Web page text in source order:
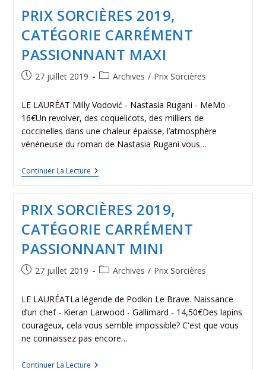
PRIX SORCIÈRES 2019,
CATÉGORIE CARRÉMENT
PASSIONNANT MAXI
27 juillet 2019 Archives / Prix Sorcières
LE LAURÉAT Milly Vodović - Nastasia Rugani - MeMo -
16€Un revolver, des coquelicots, des milliers de
coccinelles dans une chaleur épaisse, l’atmosphère
vénéneuse du roman de Nastasia Rugani vous…
Continuer La Lecture
PRIX SORCIÈRES 2019,
CATÉGORIE CARRÉMENT
PASSIONNANT MINI
27 juillet 2019 Archives / Prix Sorcières
LE LAURÉATLa légende de Podkin Le Brave. Naissance
d’un chef - Kieran Larwood - Gallimard - 14,50€Des lapins
courageux, cela vous semble impossible? C'est que vous
ne connaissez pas encore…
Continuer La Lecture